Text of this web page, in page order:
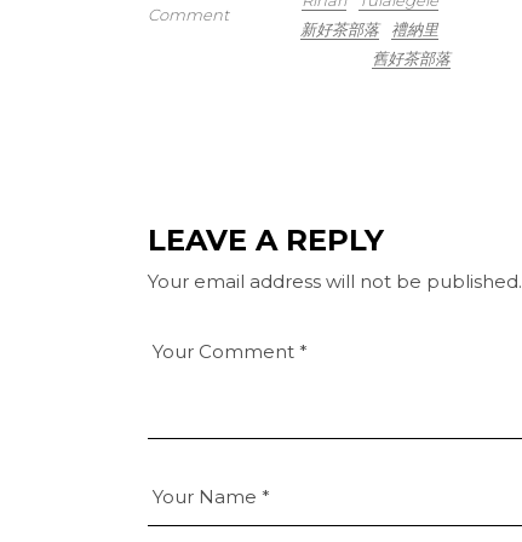
Comment
新好茶部落
禮納里
舊好茶部落
LEAVE A REPLY
Your email address will not be published.